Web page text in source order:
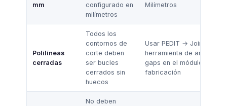
mm
configurado en
milímetros
Milímetros
Polilíneas
cerradas
Todos los
contornos de
corte deben
ser bucles
cerrados sin
huecos
Usar PEDIT → Join, o
herramienta de análisis
gaps en el módulo de
fabricación
No deben